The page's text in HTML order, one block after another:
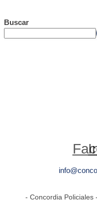
Buscar
- Concordia Policiales